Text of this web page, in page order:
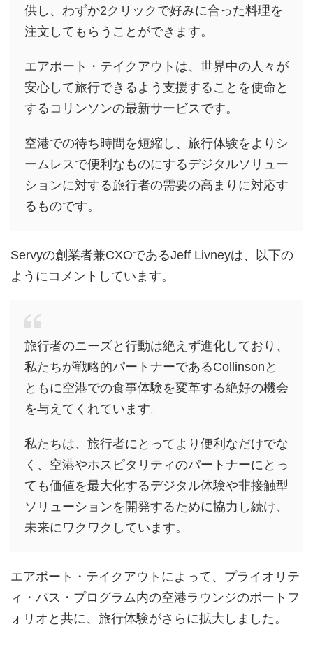
供し、わずか2クリックで好みに合った料理を
注文してもらうことができます。
エアポート・テイクアウトは、世界中の人々が
安心して旅行できるよう支援することを使命と
するコリンソンの最新サービスです。
空港での待ち時間を短縮し、旅行体験をよりシ
ームレスで便利なものにするデジタルソリュー
ションに対する旅行者の需要の高まりに対応す
るものです。
Servyの創業者兼CXOであるJeff Livneyは、以下の
ようにコメントしています。
旅行者のニーズと行動は絶えず進化しており、
私たちが戦略的パートナーであるCollinsonと
ともに空港での食事体験を変革する絶好の機会
を与えてくれています。
私たちは、旅行者にとってより便利なだけでな
く、空港やホスピタリティのパートナーにとっ
ても価値を最大化するデジタル体験や非接触型
ソリューションを開発するために協力し続け、
未来にワクワクしています。
エアポート・テイクアウトによって、プライオリテ
ィ・パス・プログラム内の空港ラウンジのポートフ
ォリオと共に、旅行体験がさらに拡大しました。